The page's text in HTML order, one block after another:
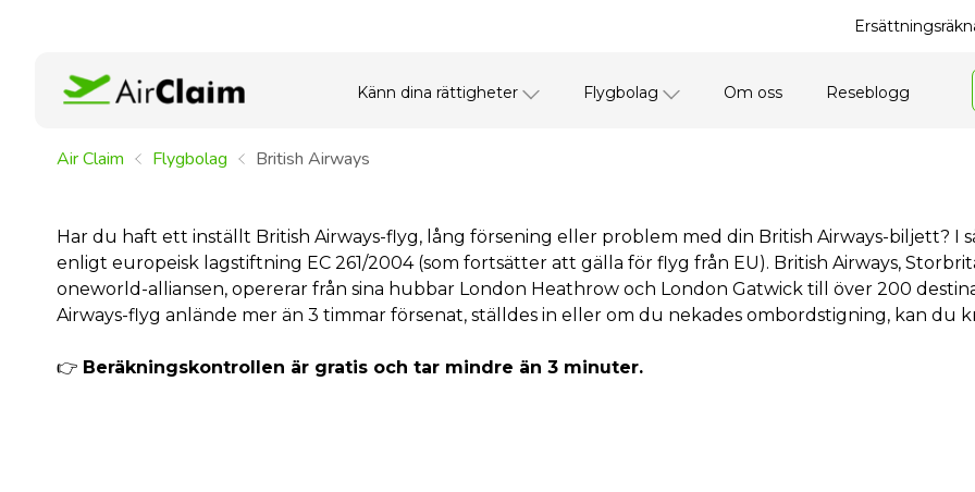
Känn dina rättigheter Flygbolag Om oss Reseblogg
Air Claim Flygbolag British Airways
Har du haft ett inställt British Airways-flyg, lång försening eller problem med din British Airways-biljett? I
enligt europeisk lagstiftning EC 261/2004 (som fortsätter att gälla för flyg från EU). British Airways,
oneworld-alliansen, opererar från sina hubbar London Heathrow och London Gatwick till över 200
Airways-flyg anlände mer än 3 timmar försenat, ställdes in eller om du nekades ombordstigning, kan du
👉 Beräkningskontrollen är gratis och tar mindre än 3 minuter.